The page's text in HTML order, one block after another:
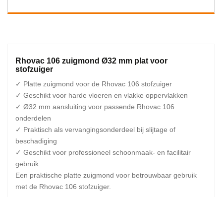
Rhovac 106 zuigmond Ø32 mm plat voor
stofzuiger
✓ Platte zuigmond voor de Rhovac 106 stofzuiger
✓ Geschikt voor harde vloeren en vlakke oppervlakken
✓ Ø32 mm aansluiting voor passende Rhovac 106
onderdelen
✓ Praktisch als vervangingsonderdeel bij slijtage of
beschadiging
✓ Geschikt voor professioneel schoonmaak- en facilitair
gebruik
Een praktische platte zuigmond voor betrouwbaar gebruik
met de Rhovac 106 stofzuiger.